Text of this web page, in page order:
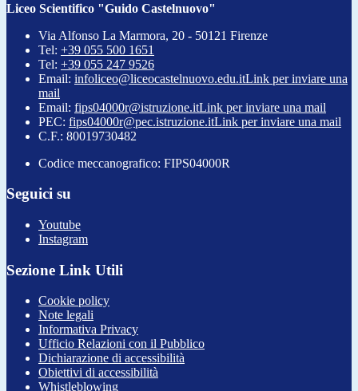
Liceo Scientifico "Guido Castelnuovo"
Via Alfonso La Marmora, 20 - 50121 Firenze
Tel: +39 055 500 1651
Tel: +39 055 247 9526
Email: infoliceo@liceocastelnuovo.edu.itLink per inviare una
mail
Email: fips04000r@istruzione.itLink per inviare una mail
PEC: fips04000r@pec.istruzione.itLink per inviare una mail
C.F.: 80019730482
Codice meccanografico: FIPS04000R
Seguici su
Youtube
Instagram
Sezione Link Utili
Cookie policy
Note legali
Informativa Privacy
Ufficio Relazioni con il Pubblico
Dichiarazione di accessibilità
Obiettivi di accessibilità
Whistleblowing